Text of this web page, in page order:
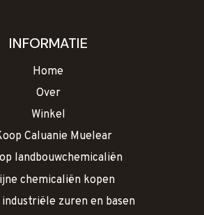
INFORMATIE
Home
Over
Winkel
Caluanie Muelear
landbouwchemicaliën
chemicaliën kopen
industriële zuren en basen